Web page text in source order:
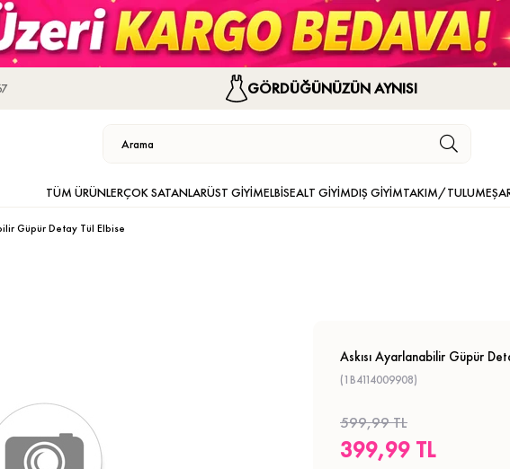
GÖRDÜĞÜNÜZÜN AYNISI
TÜM ÜRÜNLERÇOK SATANLARÜST GİYİMELBİSEALT GİYİMDIŞ GİYİMTAKIM/TULUM
Güpür Detay Tül Elbise
Askısı Ayarlanabilir Güpür
(1B4114009908)
599,99 TL
399,99 TL